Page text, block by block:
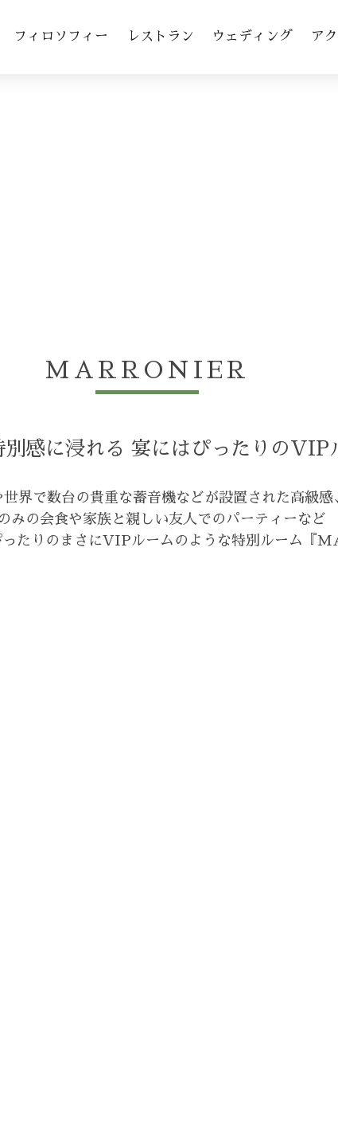
フィロソフィー レストラン ウェディング ア
MARRONIER
別感に浸れる 宴にはぴったりのVIP
界で数台の貴重な蓄音機などが設置された高級感
みの会食や家族と親しい友人でのパーティーなど
ったりのまさにVIPルームのような特別ルーム『